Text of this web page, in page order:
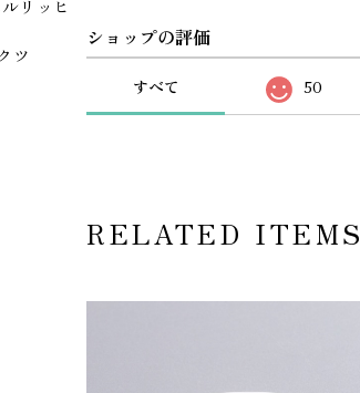
リッヒ
ツ
ショップの評価
すべて 50
RELATED ITEMS